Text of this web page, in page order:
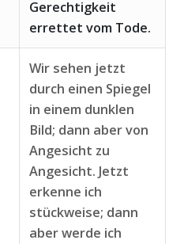
Gerechtigkeit
errettet vom Tode.
Wir sehen jetzt
durch einen Spiegel
in einem dunklen
Bild; dann aber von
Angesicht zu
Angesicht. Jetzt
erkenne ich
stückweise; dann
aber werde ich